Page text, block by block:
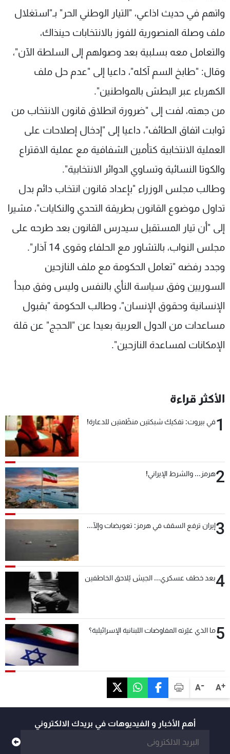
A+
A-
واتهم في حديث اذاعي، "التيار الوطني الحر" بـ"استغلال
ملف وصلة المنصورية للفوز بالانتخابات حينذاك،
والتعامل معه بسلبية بعد وصولهم إلى السلطة الآن"،
وقال: "طابخ السم آكله"، داعيا إلى "عدم حل ملف
الكهرباء عبر البطش بالمواطنين".
من جهته، لفت إلى "ضرورة انطلاق قانون الانتخاب من
ثوابت اتفاق الطائف"، داعيا إلى "إدخال إصلاحات على
العملية الانتخابية كتأمين الشفافية مع عملية الاقتراع
والكوتا النسائية وتساوي الدوائر الانتخابية".
وطالب مجلس الوزراء "بإعداد قانون انتخاب دائم بدل
تداول موضوع القانون بطريقة التحدي والنكايات"، مشيرا
إلى "أن تيار المستقبل سيدرس القانون بعد طرحه على
مجلس النواب، بالتشاور مع الحلفاء وقوى 14 آذار".
وجدد رفضه "تعامل الحكومة مع ملف النازحين
السوريين وفق سياسة النأي بالنفس وليس وفق مبدأ
الإنسانية وحقوق الإنسان"، وطالب الحكومة "بقبول
مساعدات من الدول العربية بعيدا عن "الحجج" عن قلة
الإمكانات لمساعدة النازحين".
الأكثر قراءة
1في بيروت: تفكيك شبكتين منظّمتين للدعارة!
2هرمز... والشرط الإيراني!
3إيران ترفع السقف في هرمز: تعويضات وإلّا...
4بعد خطف عسكري... الجيش يُلاحق الخاطفين
5ما الذي غيّرته المفاوضات اللبنانية الإسرائيلية؟
أهم الأخبار و الفيديوهات في بريدك الالكتروني